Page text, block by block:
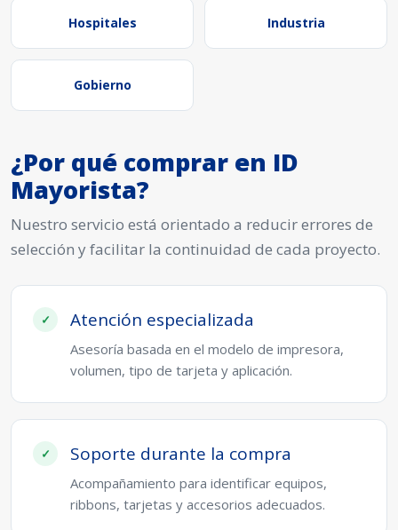
Hospitales Industria
Gobierno
¿Por qué comprar en ID
Mayorista?
Nuestro servicio está orientado a reducir errores de
selección y facilitar la continuidad de cada proyecto.
Atención especializada
Asesoría basada en el modelo de impresora,
volumen, tipo de tarjeta y aplicación.
Soporte durante la compra
Acompañamiento para identificar equipos,
ribbons, tarjetas y accesorios adecuados.